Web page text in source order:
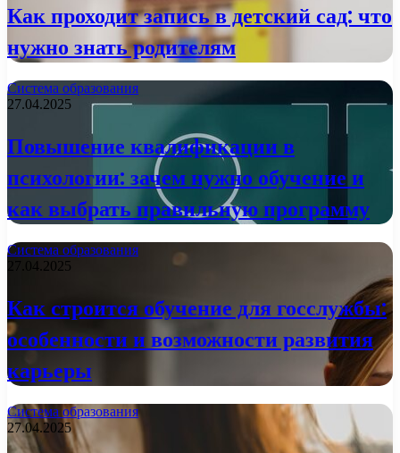
Как проходит запись в детский сад: что
нужно знать родителям
Система образования
27.04.2025
Повышение квалификации в
психологии: зачем нужно обучение и
как выбрать правильную программу
Система образования
27.04.2025
Как строится обучение для госслужбы:
особенности и возможности развития
карьеры
Система образования
27.04.2025